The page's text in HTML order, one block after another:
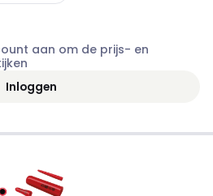
aan om de prijs- en
Inloggen